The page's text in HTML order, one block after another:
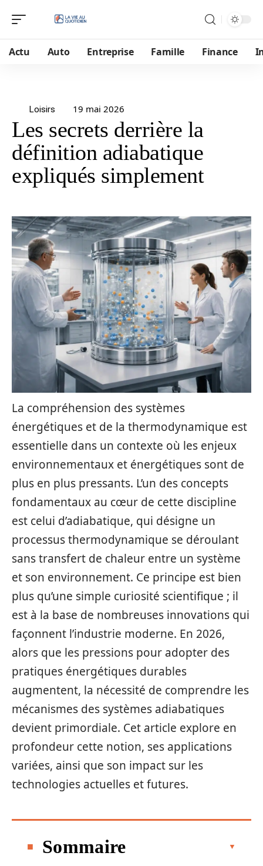
Actu Auto Entreprise Famille Finance
Loisirs 19 mai 2026
Les secrets derrière la
définition adiabatique
expliqués simplement
La compréhension des systèmes
énergétiques et de la thermodynamique est
essentielle dans un contexte où les enjeux
environnementaux et énergétiques sont de
plus en plus pressants. L’un des concepts
fondamentaux au cœur de cette discipline
est celui d’adiabatique, qui désigne un
processus thermodynamique se déroulant
sans transfert de chaleur entre un système
et son environnement. Ce principe est bien
plus qu’une simple curiosité scientifique ; il
est à la base de nombreuses innovations qui
façonnent l’industrie moderne. En 2026,
alors que les pressions pour adopter des
pratiques énergétiques durables
augmentent, la nécessité de comprendre les
mécanismes des systèmes adiabatiques
devient primordiale. Cet article explore en
profondeur cette notion, ses applications
variées, ainsi que son impact sur les
technologies actuelles et futures.
Sommaire